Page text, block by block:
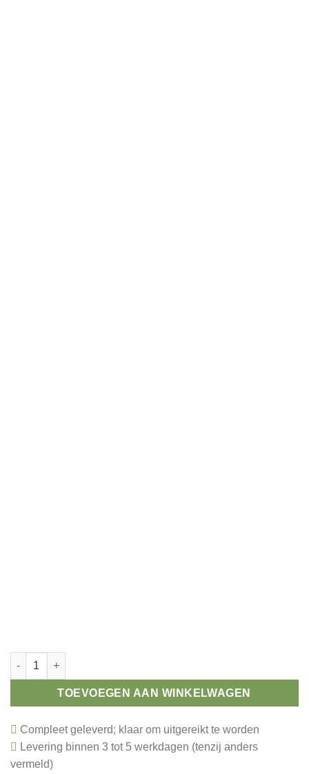
Kinder beeld zwemmen 120 mm aantal
TOEVOEGEN AAN WINKELWAGEN
Compleet geleverd; klaar om uitgereikt te worden
Levering binnen 3 tot 5 werkdagen (tenzij anders
vermeld)